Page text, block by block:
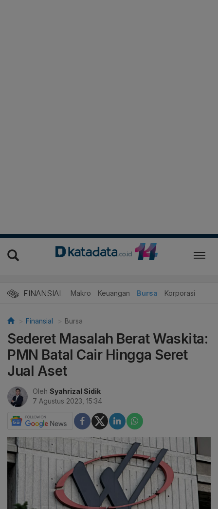
FINANSIAL Makro Keuangan Bursa Korporasi
Finansial Bursa
Sederet Masalah Berat Waskita:
PMN Batal Cair Hingga Seret
Jual Aset
Oleh Syahrizal Sidik
7 Agustus 2023, 15:34